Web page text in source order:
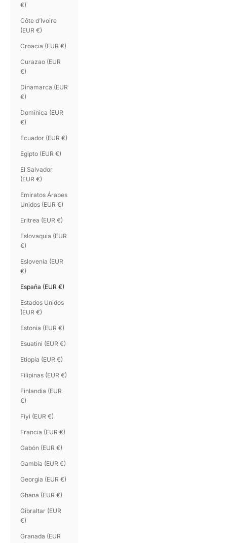
€)
Côte d’Ivoire
(EUR €)
Croacia (EUR €)
Curazao (EUR
€)
Dinamarca (EUR
€)
Dominica (EUR
€)
Ecuador (EUR €)
Egipto (EUR €)
El Salvador
(EUR €)
Emiratos Árabes
Unidos (EUR €)
Eritrea (EUR €)
Eslovaquia (EUR
€)
Eslovenia (EUR
€)
España (EUR €)
Estados Unidos
(EUR €)
Estonia (EUR €)
Esuatini (EUR €)
Etiopía (EUR €)
Filipinas (EUR €)
Finlandia (EUR
€)
Fiyi (EUR €)
Francia (EUR €)
Gabón (EUR €)
Gambia (EUR €)
Georgia (EUR €)
Ghana (EUR €)
Gibraltar (EUR
€)
Granada (EUR